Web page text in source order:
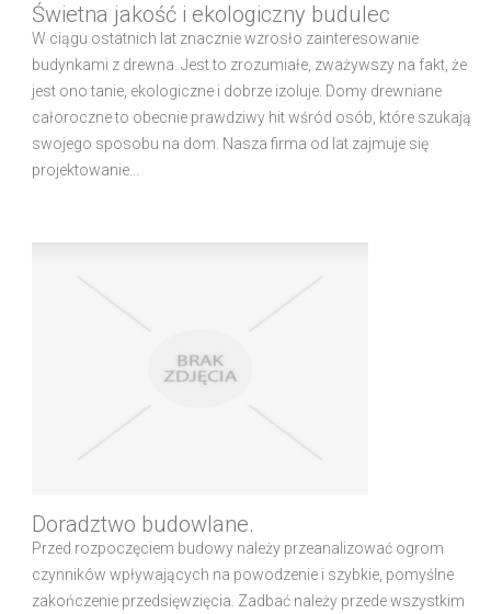
Świetna jakość i ekologiczny budulec
W ciągu ostatnich lat znacznie wzrosło zainteresowanie
budynkami z drewna. Jest to zrozumiałe, zważywszy na fakt, że
jest ono tanie, ekologiczne i dobrze izoluje. Domy drewniane
całoroczne to obecnie prawdziwy hit wśród osób, które szukają
swojego sposobu na dom. Nasza firma od lat zajmuje się
projektowanie...
Doradztwo budowlane.
Przed rozpoczęciem budowy należy przeanalizować ogrom
czynników wpływających na powodzenie i szybkie, pomyślne
zakończenie przedsięwzięcia. Zadbać należy przede wszystkim